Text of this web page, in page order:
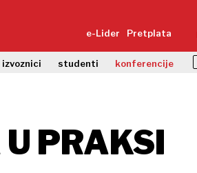
e-Lider Pretplata
izvoznici studenti konferencije
PRAKSI